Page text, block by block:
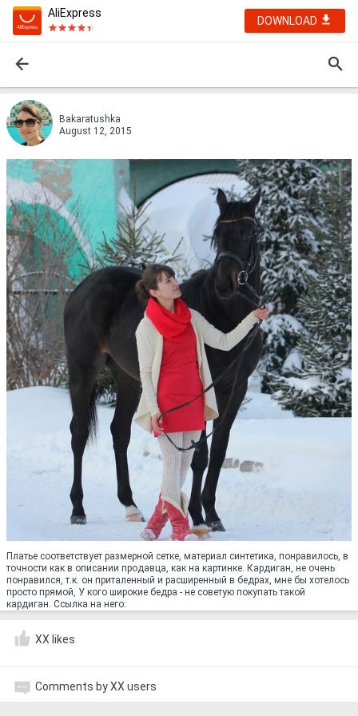
AliExpress
DOWNLOAD
Bakaratushka
August 12, 2015
Платье соответствует размерной сетке, материал синтетика, понравилось, в
точности как в описании продавца, как на картинке. Кардиган, не очень
понравился, т.к. он приталенный и расширенный в бедрах, мне бы хотелось
просто прямой, У кого широкие бедра - не советую покупать такой
кардиган. Ссылка на него:
XX likes
Comments by XX users